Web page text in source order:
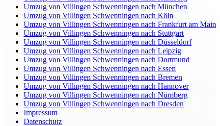
Umzug von Villingen Schwenningen nach München
Umzug von Villingen Schwenningen nach Köln
Umzug von Villingen Schwenningen nach Frankfurt am Main
Umzug von Villingen Schwenningen nach Stuttgart
Umzug von Villingen Schwenningen nach Düsseldorf
Umzug von Villingen Schwenningen nach Leipzig
Umzug von Villingen Schwenningen nach Dortmund
Umzug von Villingen Schwenningen nach Essen
Umzug von Villingen Schwenningen nach Bremen
Umzug von Villingen Schwenningen nach Hannover
Umzug von Villingen Schwenningen nach Nürnberg
Umzug von Villingen Schwenningen nach Dresden
Impressum
Datenschutz